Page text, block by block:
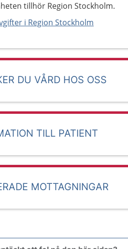
tillhör Region Stockholm.
i Region Stockholm
DU VÅRD HOS OSS
TILL PATIENT
MOTTAGNINGAR